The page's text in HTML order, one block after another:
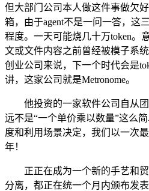
但大部门公司本人做这件事做欠
箱，由于agent不是一问一答，这
程度。一天可能烧几十万token。
文或文件内容之前曾经被模子系
创业公司来说，下一个时代会是
讲，这家公司就是Metronome。
他投资的一家软件公司自从团
远不是“一个单价乘以数量”这么
度和利用场景决定，我们以一次
年！
正正在成为一个新的手艺和贸
分离，都正在统一个月内颁布发